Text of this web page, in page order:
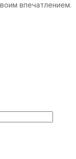
впечатлением.